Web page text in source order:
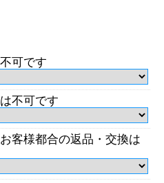
可です
不可です
客様都合の返品・交換は